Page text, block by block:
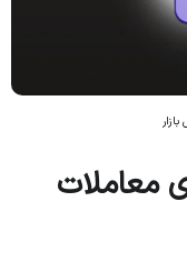
معاملات